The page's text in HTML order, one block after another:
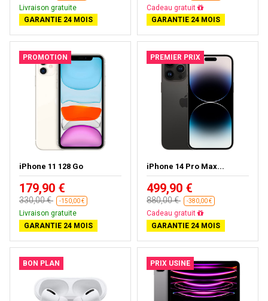
Livraison gratuite
GARANTIE 24 MOIS
Cadeau gratuit
GARANTIE 24 MOIS
PROMOTION
iPhone 11 128 Go
179,90 €
330,00 € -150,00 €
Livraison gratuite
GARANTIE 24 MOIS
PREMIER PRIX
iPhone 14 Pro Max...
499,90 €
880,00 € -380,00 €
Cadeau gratuit
GARANTIE 24 MOIS
BON PLAN PRIX USINE